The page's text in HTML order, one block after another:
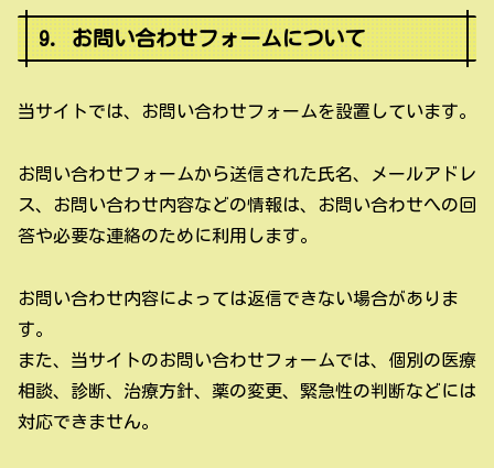
9. お問い合わせフォームについて
当サイトでは、お問い合わせフォームを設置しています。
お問い合わせフォームから送信された氏名、メールアドレ
ス、お問い合わせ内容などの情報は、お問い合わせへの回
答や必要な連絡のために利用します。
お問い合わせ内容によっては返信できない場合がありま
す。
また、当サイトのお問い合わせフォームでは、個別の医療
相談、診断、治療方針、薬の変更、緊急性の判断などには
対応できません。